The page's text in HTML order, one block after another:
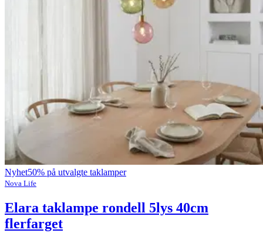
Nyhet50% på utvalgte taklamper
Nova Life
Elara taklampe rondell 5lys 40cm
flerfarget